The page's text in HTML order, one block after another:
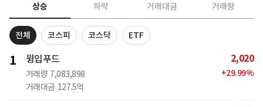
상승 하락 거래대금 거래량
전체 코스피 코스닥 ETF
1 윙입푸드
거래량 7,083,898
거래대금 127.5억
2,020
+29.99%